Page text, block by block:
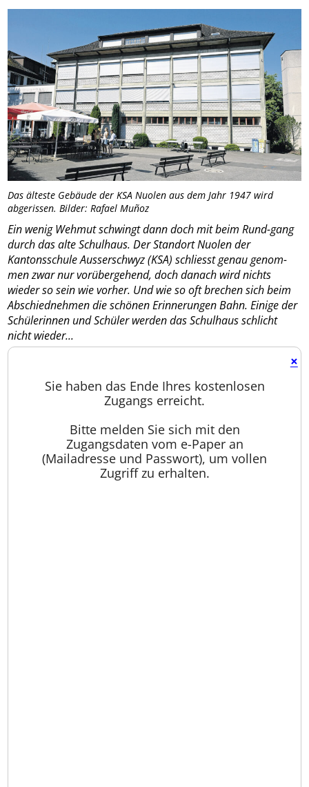
Das älteste Gebäude der KSA Nuolen aus dem Jahr 1947 wird
abgerissen. Bilder: Rafael Muñoz
Ein wenig Wehmut schwingt dann doch mit beim Rund-gang
durch das alte Schulhaus. Der Standort Nuolen der
Kantonsschule Ausserschwyz (KSA) schliesst genau genom-
men zwar nur vorübergehend, doch danach wird nichts
wieder so sein wie vorher. Und wie so oft brechen sich beim
Abschiednehmen die schönen Erinnerungen Bahn. Einige der
Schülerinnen und Schüler werden das Schulhaus schlicht
nicht wieder...
×
Sie haben das Ende Ihres kostenlosen
Zugangs erreicht.
Bitte melden Sie sich mit den
Zugangsdaten vom e-Paper an
(Mailadresse und Passwort), um vollen
Zugriff zu erhalten.